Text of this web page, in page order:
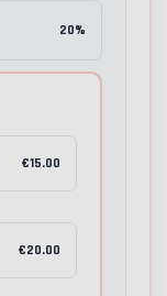
20%
€15.00
€20.00